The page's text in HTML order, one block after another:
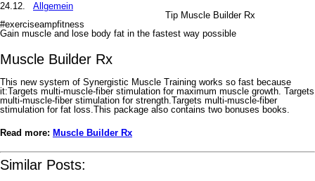
24.12.
Allgemein
Tip Muscle Builder Rx
#exerciseampfitness
Gain muscle and lose body fat in the fastest way possible
Muscle Builder Rx
This new system of Synergistic Muscle Training works so fast because
it:Targets multi-muscle-fiber stimulation for maximum muscle growth. Targets
multi-muscle-fiber stimulation for strength.Targets multi-muscle-fiber
stimulation for fat loss.This package also contains two bonuses books.
Read more: Muscle Builder Rx
Similar Posts: